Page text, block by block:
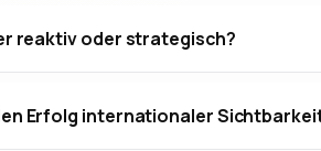
reaktiv oder strategisch?
Erfolg internationaler